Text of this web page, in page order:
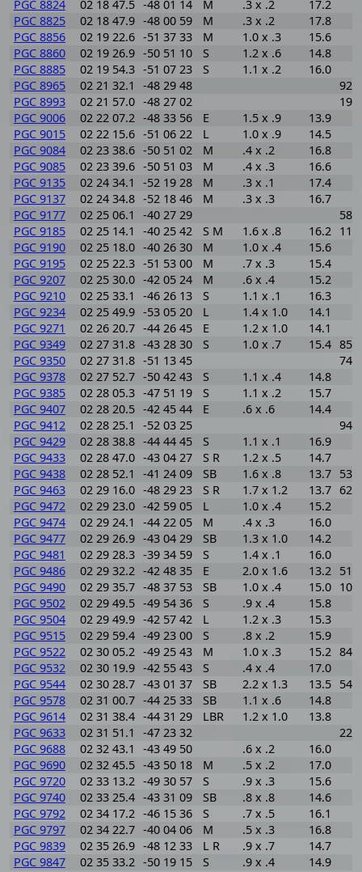
PGC 8824 02 18 47.5 -48 01 14 M .3 x .2
17.2
PGC 8825
02 18 47.9 -48 00 59 M .3 x .2
17.8
PGC 8856
02 19 22.6 -51 37 33 M 1.0 x .3
15.6
PGC 8860
02 19 26.9 -50 51 10 S 1.2 x .6
14.8
PGC 8885
02 19 54.3 -51 07 23 S 1.1 x .2
16.0
PGC 8965
02 21 32.1 -48 29 48
PGC 8993
02 21 57.0 -48 27 02
PGC 9006
02 22 07.2 -48 33 56 E 1.5 x .9
13.9
PGC 9015
02 22 15.6 -51 06 22 L 1.0 x .9
14.5
PGC 9084
02 23 38.6 -50 51 02 M .4 x .2
16.8
PGC 9085
02 23 39.6 -50 51 03 M .4 x .3
16.6
PGC 9135
02 24 34.1 -52 19 28 M .3 x .1
17.4
PGC 9137
02 24 34.8 -52 18 46 M .3 x .3
16.7
PGC 9177
02 25 06.1 -40 27 29
PGC 9185
02 25 14.1 -40 25 42 S M 1.6 x .8 16.2
PGC 9190
02 25 18.0 -40 26 30 M 1.0 x .4
15.6
PGC 9195
02 25 22.3 -51 53 00 M .7 x .3
15.4
PGC 9207
02 25 30.0 -42 05 24 M .6 x .4
15.2
PGC 9210
02 25 33.1 -46 26 13 S 1.1 x .1
16.3
PGC 9234
02 25 49.9 -53 05 20 L 1.4 x 1.0
14.1
PGC 9271
02 26 20.7 -44 26 45 E 1.2 x 1.0
14.1
PGC 9349
02 27 31.8 -43 28 30 S 1.0 x .7 15.4
PGC 9350
02 27 31.8 -51 13 45
PGC 9378
02 27 52.7 -50 42 43 S 1.1 x .4
14.8
PGC 9385
02 28 05.3 -47 51 19 S 1.1 x .2
15.7
PGC 9407
02 28 20.5 -42 45 44 E .6 x .6
14.4
PGC 9412
02 28 25.1 -52 03 25
PGC 9429
02 28 38.8 -44 44 45 S 1.1 x .1
16.9
PGC 9433
02 28 47.0 -43 04 27 S R 1.2 x .5
14.7
PGC 9438
02 28 52.1 -41 24 09 SB 1.6 x .8 13.7
PGC 9463
02 29 16.0 -48 29 23 S R 1.7 x 1.2 13.7
PGC 9472
02 29 23.0 -42 59 05 L 1.0 x .4
15.2
PGC 9474
02 29 24.1 -44 22 05 M .4 x .3
16.0
PGC 9477
02 29 26.9 -43 04 29 SB 1.3 x 1.0
14.2
PGC 9481
02 29 28.3 -39 34 59 S 1.4 x .1
16.0
PGC 9486
02 29 32.2 -42 48 35 E 2.0 x 1.6 13.2
PGC 9490
02 29 35.7 -48 37 53 SB 1.0 x .4 15.0
PGC 9502
02 29 49.5 -49 54 36 S .9 x .4
15.8
PGC 9504
02 29 49.9 -42 57 42 L 1.2 x .3
15.3
PGC 9515
02 29 59.4 -49 23 00 S .8 x .2
15.9
PGC 9522
02 30 05.2 -49 25 43 M 1.0 x .3 15.2
PGC 9532
02 30 19.9 -42 55 43 S .4 x .4
17.0
PGC 9544
02 30 28.7 -43 01 37 SB 2.2 x 1.3 13.5
PGC 9578
02 31 00.7 -44 25 33 SB 1.1 x .6
14.8
PGC 9614
02 31 38.4 -44 31 29 LBR 1.2 x 1.0
13.8
PGC 9633
02 31 51.1 -47 23 32
PGC 9688
02 32 43.1 -43 49 50 .6 x .2
16.0
PGC 9690
02 32 45.5 -43 50 18 M .5 x .2
17.0
PGC 9720
02 33 13.2 -49 30 57 S .9 x .3
15.6
PGC 9740
02 33 25.4 -43 31 09 SB .8 x .8
14.6
PGC 9792
02 34 17.2 -46 15 36 S .7 x .5
16.1
PGC 9797
02 34 22.7 -40 04 06 M .5 x .3
16.8
PGC 9839
02 35 26.9 -48 12 33 L R .9 x .7
14.7
PGC 9847
02 35 33.2 -50 19 15 S .9 x .4
14.9